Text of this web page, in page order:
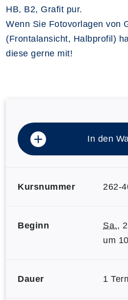
HB, B2, Grafit pur.
Wenn Sie Fotovorlagen von
(Frontalansicht, Halbprofil)
diese gerne mit!
In den
Kursnummer 262-
Beginn Sa.,
um
Dauer 1